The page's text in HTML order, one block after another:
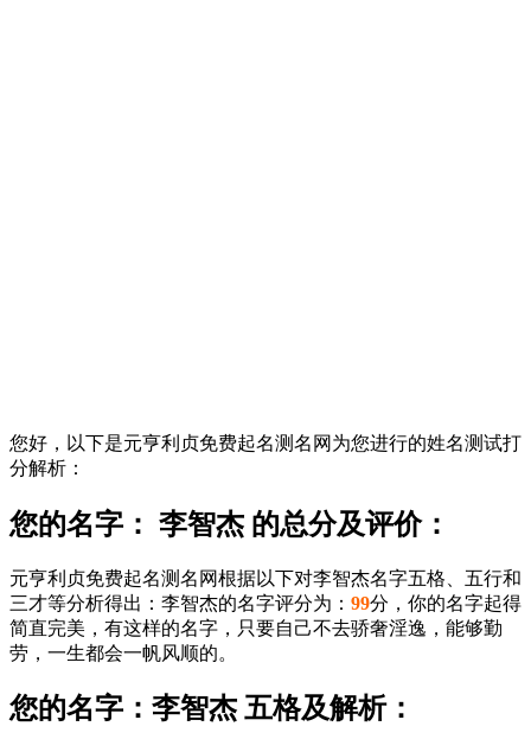
您好，以下是元亨利贞免费起名测名网为您进行的姓名测试打
分解析：
您的名字： 李智杰 的总分及评价：
元亨利贞免费起名测名网根据以下对李智杰名字五格、五行和
三才等分析得出：李智杰的名字评分为： 99分，你的名字起得
简直完美，有这样的名字，只要自己不去骄奢淫逸，能够勤
劳，一生都会一帆风顺的。
您的名字：李智杰 五格及解析：